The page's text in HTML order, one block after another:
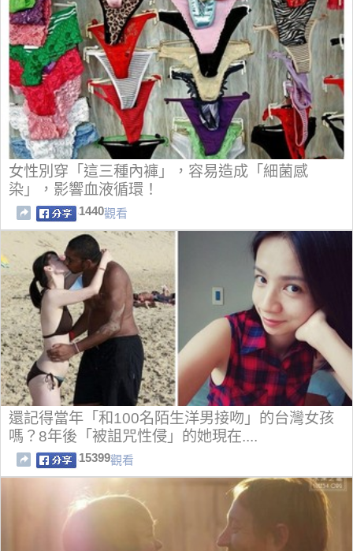
女性別穿「這三種內褲」，容易造成「細菌感
染」，影響血液循環！
1440觀看
還記得當年「和100名陌生洋男接吻」的台灣女孩
嗎？8年後「被詛咒性侵」的她現在....
15399觀看